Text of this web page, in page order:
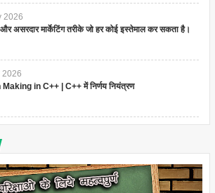
2026
असरदार मार्केटिंग तरीके जो हर कोई इस्तेमाल कर सकता है।
2026
in C++ | C++ में निर्णय नियंत्रण